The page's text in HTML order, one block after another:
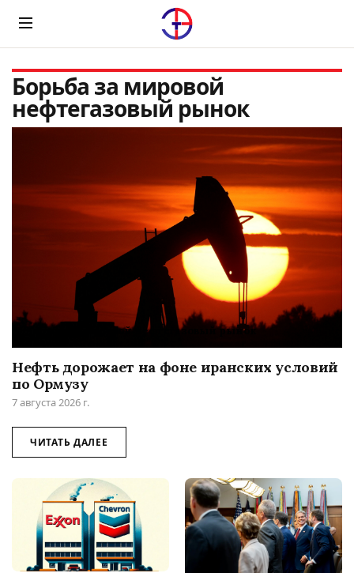
Menu
Борьба за мировой
нефтегазовый рынок
Борьба за мировой нефтегазовый рынок
Нефть дорожает на фоне иранских условий
по Ормузу
7 августа 2026 г.
ЧИТАТЬ ДАЛЕЕ